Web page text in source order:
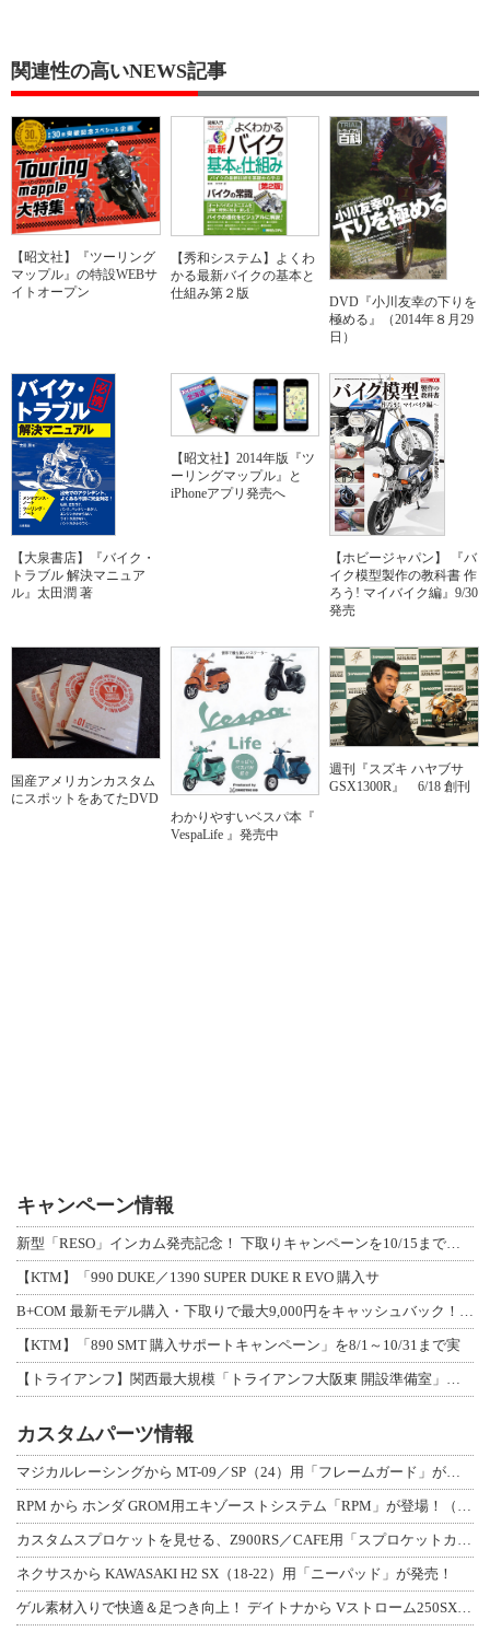
関連性の高いNEWS記事
【昭文社】『ツーリング
マップル』の特設WEBサ
イトオープン
【秀和システム】よくわ
かる最新バイクの基本と
仕組み第２版
DVD『小川友幸の下りを
極める』（2014年８月29
日）
【大泉書店】『バイク・
トラブル 解決マニュア
ル』太田潤 著
【昭文社】2014年版『ツ
ーリングマップル』と
iPhoneアプリ発売へ
【ホビージャパン】 『バ
イク模型製作の教科書 作
ろう! マイバイク編』9/30
発売
国産アメリカンカスタム
にスポットをあてたDVD
わかりやすいベスパ本『
VespaLife 』発売中
週刊『スズキ ハヤブサ
GSX1300R』 6/18 創刊
キャンペーン情報
【KTM】「990 DUKE／1390 SUPER DUKE R EVO 購入サ
【KTM】「890 SMT 購入サポートキャンペーン」を8/1～10/31まで実
カスタムパーツ情報
ネクサスから KAWASAKI H2 SX（18-22）用「ニーパッド」が発売！